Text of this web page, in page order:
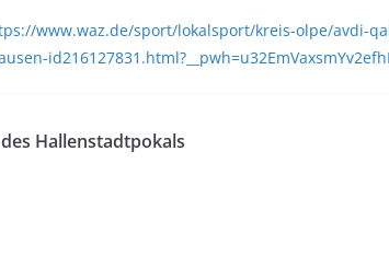
www.waz.de/sport/lokalsport/kreis-olpe/avdi-
Hallenstadtpokals